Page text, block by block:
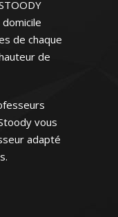
de chaque
de
vous
adapté